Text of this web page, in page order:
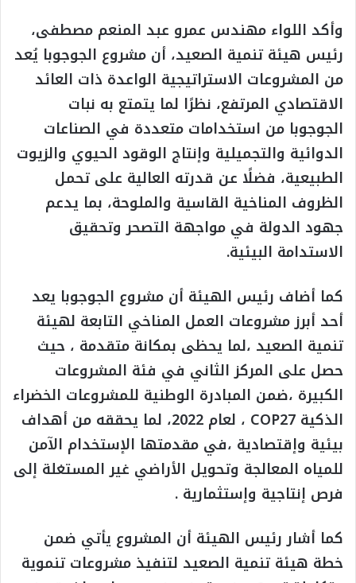
وأكد اللواء مهندس عمرو عبد المنعم مصطفى،
رئيس هيئة تنمية الصعيد، أن مشروع الجوجوبا يُعد
من المشروعات الاستراتيجية الواعدة ذات العائد
الاقتصادي المرتفع، نظرًا لما يتمتع به نبات
الجوجوبا من استخدامات متعددة في الصناعات
الدوائية والتجميلية وإنتاج الوقود الحيوي والزيوت
الطبيعية، فضلًا عن قدرته العالية على تحمل
الظروف المناخية القاسية والملوحة، بما يدعم
جهود الدولة في مواجهة التصحر وتحقيق
الاستدامة البيئية.
كما أضاف رئيس الهيئة أن مشروع الجوجوبا يعد
أحد أبرز مشروعات العمل المناخي التابعة لهيئة
تنمية الصعيد ،لما يحظى بمكانة متقدمة ، حيث
حصل على المركز الثاني في فئة المشروعات
الكبيرة ،ضمن المبادرة الوطنية للمشروعات الخضراء
الذكية COP27 ، لعام 2022، لما يحققه من أهداف
بيئية وإقتصادية ،في مقدمتها الإستخدام الآمن
للمياه المعالجة وتحويل الأراضي غير المستغلة إلى
فرص إنتاجية وإستثمارية .
كما أشار رئيس الهيئة أن المشروع يأتي ضمن
خطة هيئة تنمية الصعيد لتنفيذ مشروعات تنموية